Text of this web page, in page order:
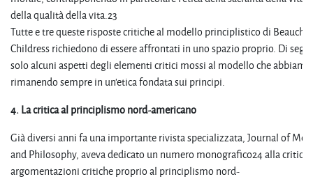
della qualità della vita.23
Tutte e tre queste risposte critiche al modello principlistico di
Childress richiedono di essere affrontati in uno spazio proprio. Di
solo alcuni aspetti degli elementi critici mossi al modello che
rimanendo sempre in un'etica fondata sui principi.
4.La critica al principlismo nord-americano
Già diversi anni fa una importante rivista specializzata, Journal of
and Philosophy, aveva dedicato un numero monografico24 alla critica
argomentazioni critiche proprio al principlismo nord-